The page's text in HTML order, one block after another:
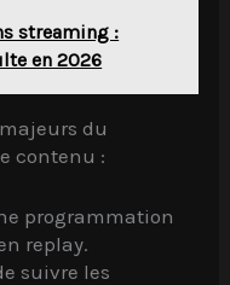
streaming :
en 2026
du
contenu :
programmation
replay.
suivre les